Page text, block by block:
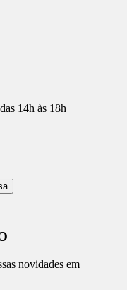
14h às 18h
novidades em